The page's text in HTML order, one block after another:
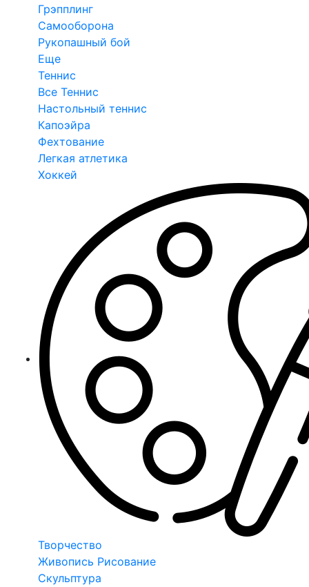
Грэпплинг
Самооборона
Рукопашный бой
Еще
Теннис
Все Теннис
Настольный теннис
Капоэйра
Фехтование
Легкая атлетика
Хоккей
Творчество
Живопись Рисование
Скульптура